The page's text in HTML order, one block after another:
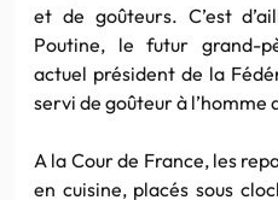
et de goûteurs. C’est
Poutine, le futur grand-
actuel président de la
servi de goûteurà l’homme
A la Cour de France, les
en cuisine, placés sous